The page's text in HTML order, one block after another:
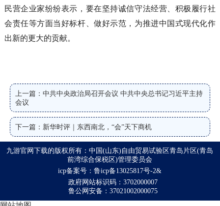
民营企业家纷纷表示，要在坚持诚信守法经营、积极履行社
会责任等方面当好标杆、做好示范，为推进中国式现代化作
出新的更大的贡献。
上一篇：中共中央政治局召开会议 中共中央总书记习近平主持
会议
下一篇：新华时评｜东西南北，“会”天下商机
九游官网下载的版权所有：中国(山东)自由贸易试验区青岛片区(青岛
前湾综合保税区)管理委员会
icp备案号：鲁icp备13025817号-2&
政府网站标识码：3702000007
鲁公网安备：37021002000075